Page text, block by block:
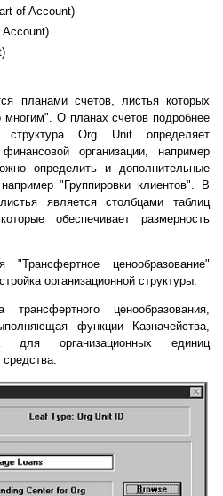
of Account)
Account)
планами счетов, листья которых
О планах счетов подробнее
структура Org Unit определяет
организации, например
определить и дополнительные
"Группировки клиентов". В
является столбцами таблиц
обеспечивает размерность
ценообразование"
организационной структуры.
ценообразования,
функции Казначейства,
организационных единиц